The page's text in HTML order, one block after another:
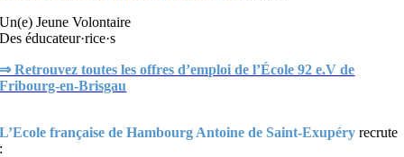
Un(e) Jeune Volontaire
Des éducateur·rice·s
⇒ Retrouvez toutes les offres d’emploi de l’École 92 e.V de
Fribourg-en-Brisgau
L’Ecole française de Hambourg Antoine de Saint-Exupéry recrute
: